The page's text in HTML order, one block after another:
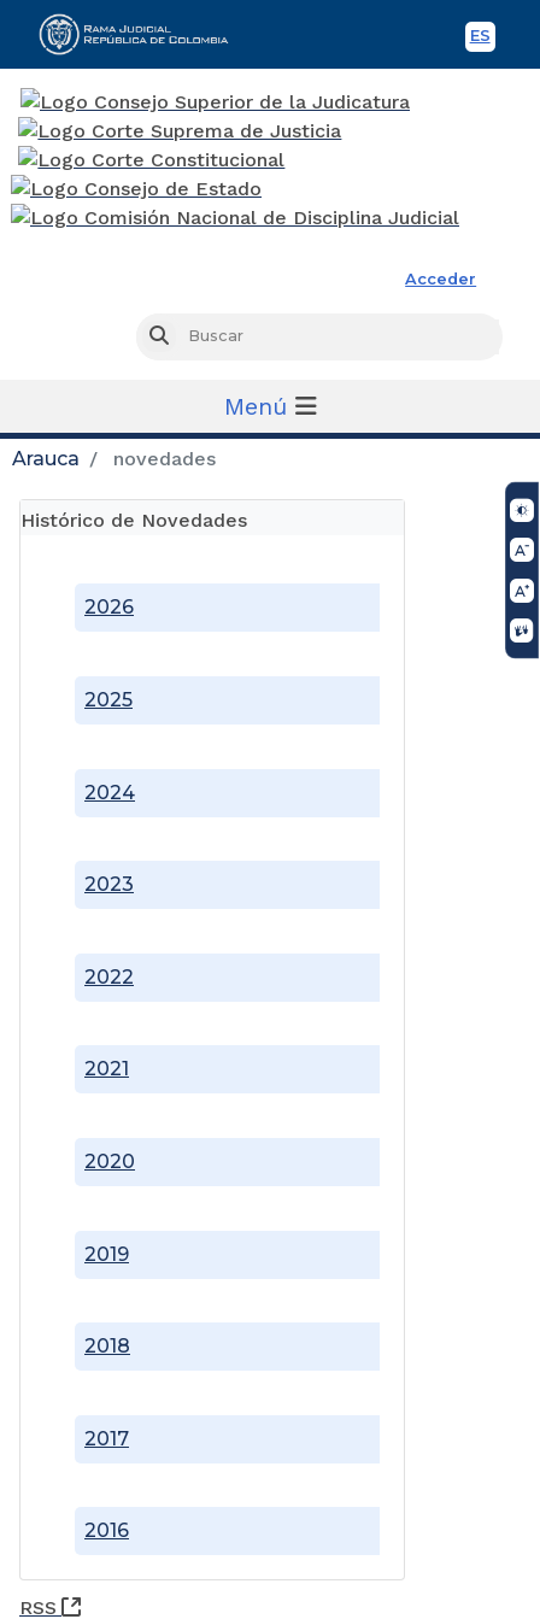
ES
Acceder
Buscar
Menú
Arauca novedades
Histórico de Novedades
2016
2017
2018
2019
2020
2021
2022
2023
2024
2025
2026
RSS
(Abre una nueva ventana)